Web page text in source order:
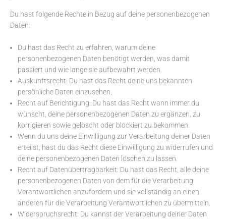
Du hast folgende Rechte in Bezug auf deine personenbezogenen
Daten:
Du hast das Recht zu erfahren, warum deine
personenbezogenen Daten benötigt werden, was damit
passiert und wie lange sie aufbewahrt werden.
Auskunftsrecht: Du hast das Recht deine uns bekannten
persönliche Daten einzusehen.
Recht auf Berichtigung: Du hast das Recht wann immer du
wünscht, deine personenbezogenen Daten zu ergänzen, zu
korrigieren sowie gelöscht oder blockiert zu bekommen.
Wenn du uns deine Einwilligung zur Verarbeitung deiner Daten
erteilst, hast du das Recht diese Einwilligung zu widerrufen und
deine personenbezogenen Daten löschen zu lassen.
Recht auf Datenübertragbarkeit: Du hast das Recht, alle deine
personenbezogenen Daten von dem für die Verarbeitung
Verantwortlichen anzufordern und sie vollständig an einen
anderen für die Verarbeitung Verantwortlichen zu übermitteln.
Widerspruchsrecht: Du kannst der Verarbeitung deiner Daten